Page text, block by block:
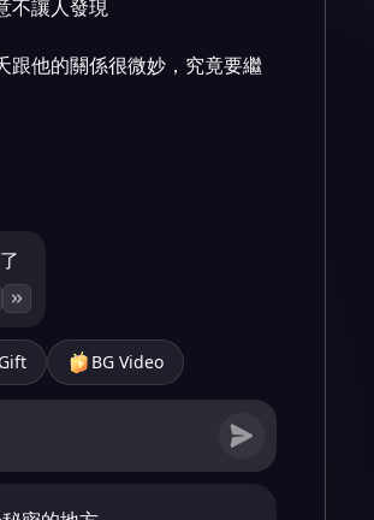
不讓人發現
跟他的關係很微妙，究竟要繼
BG Video